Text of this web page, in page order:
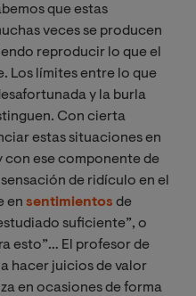
que estas
veces se producen
reproducir lo que el
Los límites entre lo que
y la burla
Con cierta
estas situaciones en
ese componente de
de ridículo en el
en sentimientos de
suficiente”, o
esto”… El profesor de
hacer juicios de valor
en ocasiones de forma